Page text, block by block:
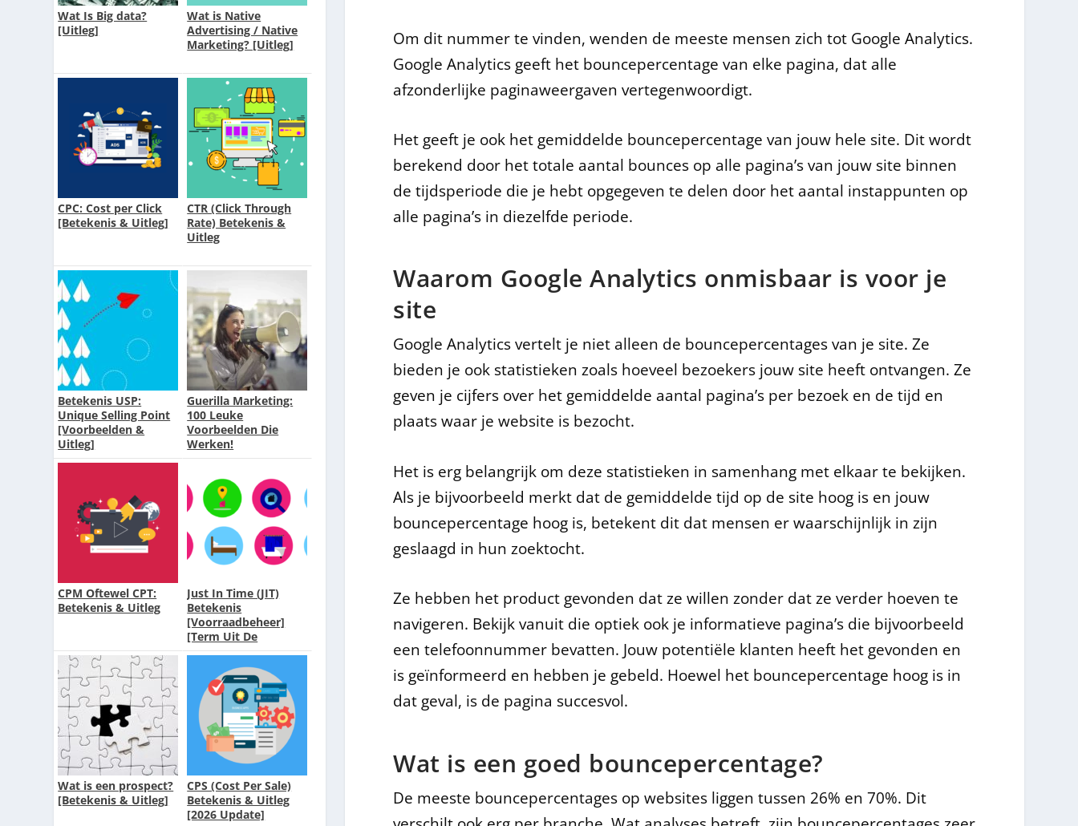
Om dit nummer te vinden, wenden de meeste mensen zich tot Google Analytics.
Google Analytics geeft het bouncepercentage van elke pagina, dat alle
afzonderlijke paginaweergaven vertegenwoordigt.
Het geeft je ook het gemiddelde bouncepercentage van jouw hele site. Dit wordt
berekend door het totale aantal bounces op alle pagina’s van jouw site binnen
de tijdsperiode die je hebt opgegeven te delen door het aantal instappunten op
alle pagina’s in diezelfde periode.
Waarom Google Analytics onmisbaar is voor je
site
Google Analytics vertelt je niet alleen de bouncepercentages van je site. Ze
bieden je ook statistieken zoals hoeveel bezoekers jouw site heeft ontvangen. Ze
geven je cijfers over het gemiddelde aantal pagina’s per bezoek en de tijd en
plaats waar je website is bezocht.
Het is erg belangrijk om deze statistieken in samenhang met elkaar te bekijken.
Als je bijvoorbeeld merkt dat de gemiddelde tijd op de site hoog is en jouw
bouncepercentage hoog is, betekent dit dat mensen er waarschijnlijk in zijn
geslaagd in hun zoektocht.
Ze hebben het product gevonden dat ze willen zonder dat ze verder hoeven te
navigeren. Bekijk vanuit die optiek ook je informatieve pagina’s die bijvoorbeeld
een telefoonnummer bevatten. Jouw potentiële klanten heeft het gevonden en
is geïnformeerd en hebben je gebeld. Hoewel het bouncepercentage hoog is in
dat geval, is de pagina succesvol.
Wat is een goed bouncepercentage?
De meeste bouncepercentages op websites liggen tussen 26% en 70%. Dit
Wat Is Big data?
[Uitleg]
Wat is Native
Advertising / Native
Marketing? [Uitleg]
CPC: Cost per Click
[Betekenis & Uitleg]
CTR (Click Through
Rate) Betekenis &
Uitleg
Betekenis USP:
Unique Selling Point
[Voorbeelden &
Uitleg]
Guerilla Marketing:
100 Leuke
Voorbeelden Die
Werken!
CPM Oftewel CPT:
Betekenis & Uitleg
Just In Time (JIT)
Betekenis
[Voorraadbeheer]
[Term Uit De
Logistiek]
Wat is een prospect?
[Betekenis & Uitleg]
CPS (Cost Per Sale)
Betekenis & Uitleg
[2026 Update]